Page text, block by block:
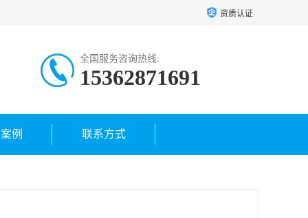
资质认证
全国服务咨询热线:
15362871691
例 联系方式